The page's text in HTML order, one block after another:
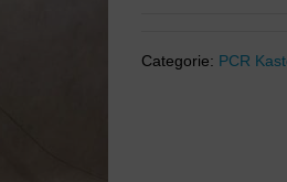
Categorie: PCR